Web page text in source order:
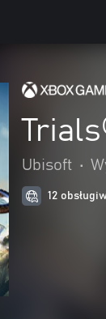
Ubisoft •
12